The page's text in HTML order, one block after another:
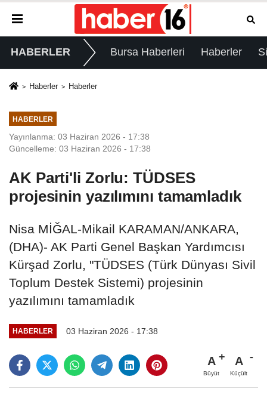
HABERLER Bursa Haberleri Haberler
Haberler Haberler
HABERLER
Yayınlanma: 03 Haziran 2026 - 17:38
Güncelleme: 03 Haziran 2026 - 17:38
AK Parti'li Zorlu: TÜDSES
projesinin yazılımını tamamladık
Nisa MİĞAL-Mikail KARAMAN/ANKARA,
(DHA)- AK Parti Genel Başkan Yardımcısı
Kürşad Zorlu, "TÜDSES (Türk Dünyası Sivil
Toplum Destek Sistemi) projesinin
yazılımını tamamladık
HABERLER 03 Haziran 2026 - 17:38
A
Büyüt
A
Küçült